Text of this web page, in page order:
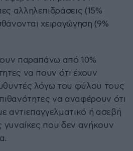
αλληλεπιδράσεις (15%
χειραγώγηση (9%
παραπάνω από 10%
να πουν ότι έχουν
λόγω του φύλου τους
να αναφέρουν ότι
αντιεπαγγελματικό ή ασεβή
γυναίκες που δεν ανήκουν